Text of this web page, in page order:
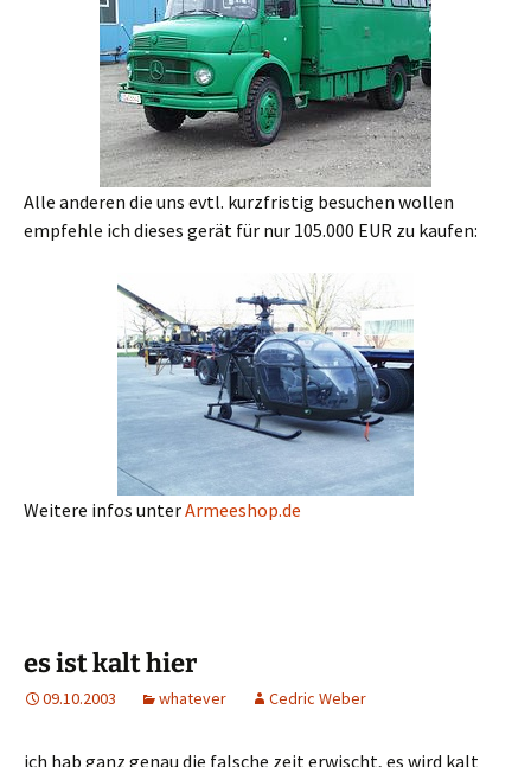
Alle anderen die uns evtl. kurzfristig besuchen wollen
empfehle ich dieses gerät für nur 105.000 EUR zu kaufen:
Weitere infos unterArmeeshop.de
es ist kalt hier
09.10.2003 whatever Cedric Weber
ich hab ganz genau die falsche zeit erwischt, es wird kalt